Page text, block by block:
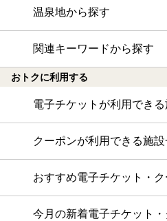
温泉地から探す
関連キーワードから探す
おトクに利用する
電子チケットが利用でき
クーポンが利用できる施設
おすすめ電子チケット・
今月の新着電子チケット